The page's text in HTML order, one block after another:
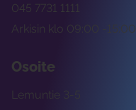
Arkisin klo 09:00 -15:00
045 7731 1111
Osoite
Lemuntie 3-5